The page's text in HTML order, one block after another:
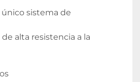
sistema de
alta resistencia a la